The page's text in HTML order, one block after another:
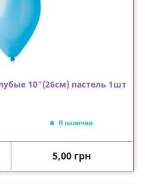
10"(26см) пастель 1шт
В наличии
Цена
5,00 грн